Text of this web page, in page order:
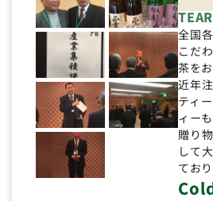
全国
こだ
茶を
近年
ティ
ィー
贈り
して
ており